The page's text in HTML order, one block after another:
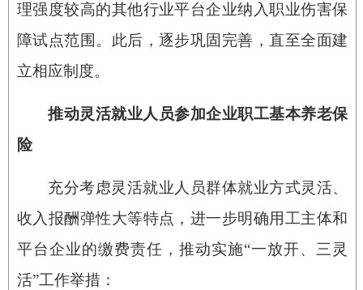
理强度较高的其他行业平台企业纳入职业伤害保
障试点范围。此后，逐步巩固完善，直至全面建
立相应制度。
推动灵活就业人员参加企业职工基本养老保
险
充分考虑灵活就业人员群体就业方式灵活、
收入报酬弹性大等特点，进一步明确用工主体和
平台企业的缴费责任，推动实施“一放开、三灵
活”工作举措：